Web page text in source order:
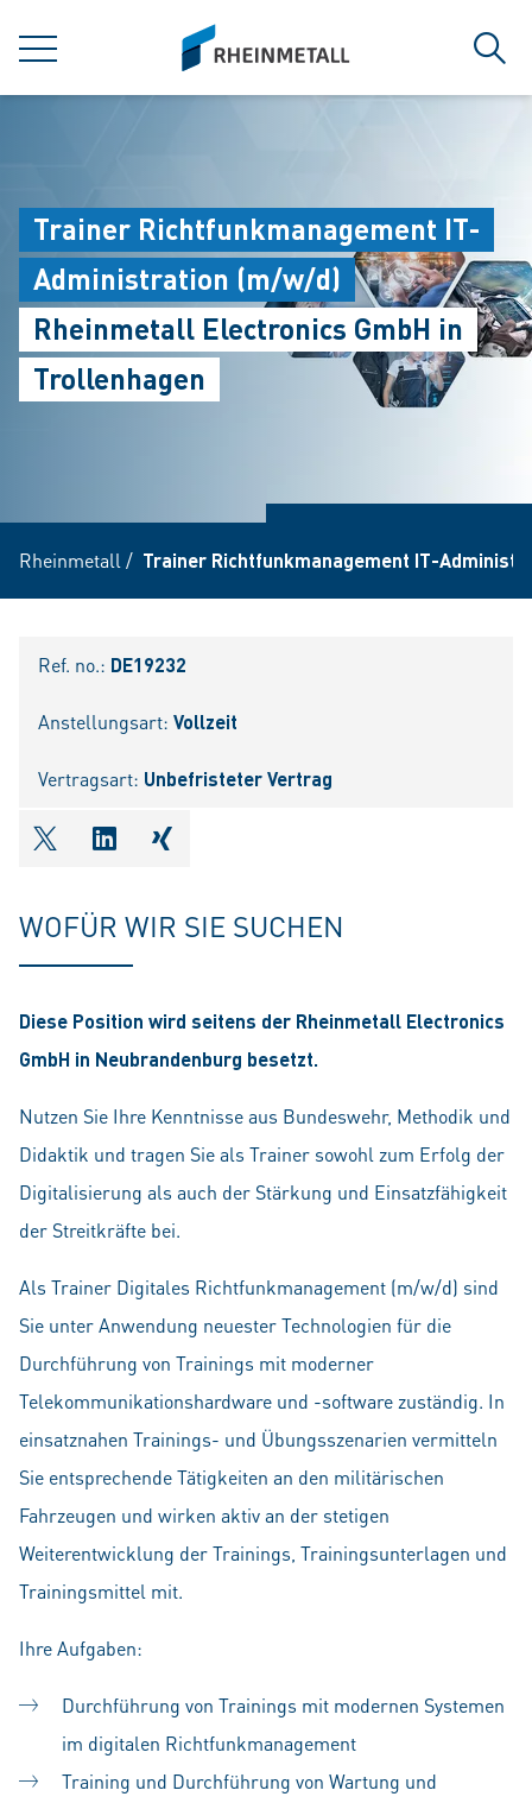
MENU
siteLogo
Trainer Richtfunkmanagement IT-
Administration (m/w/d)
Rheinmetall Electronics GmbH in
Trollenhagen
Rheinmetall / Trainer Richtfunkmanagement IT-
Ref. no.: DE19232
Anstellungsart: Vollzeit
Vertragsart: Unbefristeter Vertrag
shareOntwitter
shareOnlinkedIn
shareOnxing
WOFÜR WIR SIE SUCHEN
Diese Position wird seitens der Rheinmetall Electronics
GmbH in Neubrandenburg besetzt.
Nutzen Sie Ihre Kenntnisse aus Bundeswehr, Methodik und
Didaktik und tragen Sie als Trainer sowohl zum Erfolg der
Digitalisierung als auch der Stärkung und Einsatzfähigkeit
der Streitkräfte bei.
Als Trainer Digitales Richtfunkmanagement (m/w/d) sind
Sie unter Anwendung neuester Technologien für die
Durchführung von Trainings mit moderner
Telekommunikationshardware und -software zuständig. In
einsatznahen Trainings- und Übungsszenarien vermitteln
Sie entsprechende Tätigkeiten an den militärischen
Fahrzeugen und wirken aktiv an der stetigen
Weiterentwicklung der Trainings, Trainingsunterlagen und
Trainingsmittel mit.
Ihre Aufgaben:
Durchführung von Trainings mit modernen Systemen
im digitalen Richtfunkmanagement
Training und Durchführung von Wartung und